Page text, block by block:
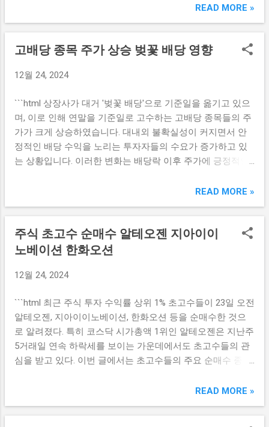
스페셜티에 대한 인수는 이 회사의 시장 경쟁력을 크게 향상
시킬 것으로 보입니다. SK스페셜티는 고기능성 화학 소재를
소재 산업에서의 위치를 확보하고 있습니다. 특히, 전기차 및
증하고 있습니다. 이러한 환경 속에서 한앤컴퍼니의 인수로
니다. 한앤컴퍼니는 SK스페셜티의 기술력과 시장 접근성을
활용해 새로운 사업 모델과 차별화된 제품 개발에 집중할 것
으로 보입니다. 이를 통해 전방 산업과의 협력 또한 강화되고,
경쟁사의 추격을...
정의 영향 고려아연 이사회의 결정은 앞으로 다가오는 임시
주주총회에서의 표 대결에 중대한 영향을 미칠 것으로 보인
다. 이사 총수를 19인으로 제한하는 것은 이사회 구성의 변화
를 가져오며, 이를 통해 특정 주주들의 의사결정에 대한 영향
바와 같이, 이러한 변화는 최윤범 고려아연 대표에게 불리하
역시 주목할 만한 요소다. 집중투표제는 주주들이 특정 후보
에게 더 많은 투표를 할 수 있도록 하는 제도로, 조합원들의
지지를 한곳에 집중할 수 있게 만든다. 이 때문에 과거에 비해
상대적으로 불리한 상황에 놓일 경우 주주들의 반발을 효과
적으로 방어하기 어려울 것이다. 주주들은 이사회의 구성을
일 가능성이 크다. 이사회 결정에 대한 반발은 이미 형성되고
있으며, 이는 임시주주총회에 큰 반향으로 이어질 것으로 예
가 줄어드는 것을 통해 불리한 위치에 자신들이 처할 것이라
는 점을 명확히 하고 있다. 그들의 우려가 현실화될 가능성은
정성과 지속 가능성에 부정적 영향을 미칠 수 있다. 표 대결의
대결에서 어떤 식으로 작용할지를 주목해야 한다. 과거 주주
총회에서는 이사 자리에 선정된 후보들이 서로 다른 이해관
계를 지니고 있었음에도 불구하고, 적절한 협의나 교섭을 통
해 주주들의 마...
READ MORE »
고배당 종목 주가 상승 벚꽃 배당 영향
12월 24, 2024
```html 상장사가 대거 '벚꽃 배당'으로 기준일을 옮기고 있으
며, 이로 인해 연말을 기준일로 고수하는 고배당 종목들의 주
가가 크게 상승하였습니다. 대내외 불확실성이 커지면서 안
정적인 배당 수익을 노리는 투자자들의 수요가 증가하고 있
는 상황입니다. 이러한 변화는 배당락 이후 주가에 긍정적인
상승 요인 최근 한국 주식 시장에서는 고배당 종목들의 주가
당 수익률을 원하는 투자자들이 몰렸기 때문입니다. 고배당
주식은 상대적으로 안정적인 수익을 제공하기 때문에, 시장
불확실성이 클수록 관심을 끌게 됩니다. 재무 안정성이 뒷받
인 투자처로 평가받고 있습니다. 또한 투자자들은 배당수익
게 됩니다. 이로 인해 고배당 주식의 수요가 증가하게 되고 결
과적으로 주가가 상승하는 주기를 형성하게 됩니다. 벚꽃 배
당의 영향 분석 여러 기업들이 벚꽃 배당이라는 새로운 트렌
드를 도입하면서 기준일을 변경하였습니다. 이는 주가에 유
리한 영향을 주는 동시에 투자자들에게 안정된 수익을 제공
배당 종목에 대한 수요를 더욱 부각시키며, 그 결과로 해당 종
목들의 주가는 더 큰 상승세를 보이고 있습니다. 이러한 배경
READ MORE »
주식 초고수 순매수 알테오젠 지아이이
노베이션 한화오션
12월 24, 2024
```html 최근 주식 투자 수익률 상위 1% 초고수들이 23일 오전
알테오젠, 지아이이노베이션, 한화오션 등을 순매수한 것으
로 알려졌다. 특히 코스닥 시가총액 1위인 알테오젠은 지난주
5거래일 연속 하락세를 보이는 가운데에서도 초고수들의 관
심을 받고 있다. 이번 글에서는 초고수들의 주요 순매수 종목
수 순매수, 알테오젠의 매력 알테오젠은 최근 주식 초고수들
이 순매수를 단행한 종목으로, 코스닥 시가총액 1위를 기록하
고 있습니다. 알테오젠은 바이오기업으로, 지난 몇 년간 혁신
READ MORE »